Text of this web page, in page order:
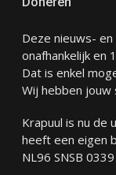
Deze nieuws-
onafhankelijk en
Dat is enkel
Wij hebben jouw
Krapuul is nu de
heeft een eigen
NL96 SNSB